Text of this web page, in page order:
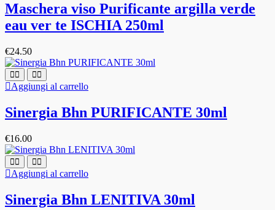
Maschera viso Purificante argilla verde
eau ver te ISCHIA 250ml
€24.50
Aggiungi al carrello
Sinergia Bhn PURIFICANTE 30ml
€16.00
Aggiungi al carrello
Sinergia Bhn LENITIVA 30ml